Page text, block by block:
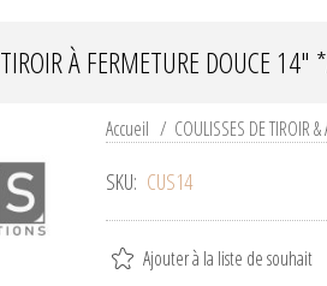
À FERMETURE DOUCE 14"
Accueil / COULISSES DE TIROIR &
SKU: CUS14
Ajouter à la liste de souhait